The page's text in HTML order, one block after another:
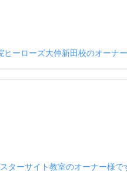
ヒーローズ大仲新田校のオーナ
ターサイト教室のオーナー様で